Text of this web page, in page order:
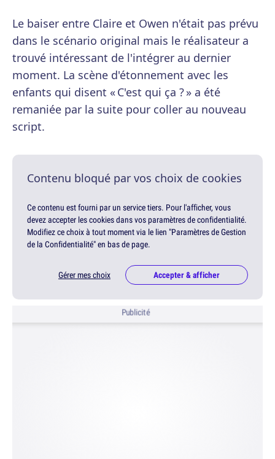
Le baiser entre Claire et Owen n'était pas prévu
dans le scénario original mais le réalisateur a
trouvé intéressant de l'intégrer au dernier
moment. La scène d'étonnement avec les
enfants qui disent « C'est qui ça ? » a été
remaniée par la suite pour coller au nouveau
script.
Contenu bloqué par vos choix de cookies
Ce contenu est fourni par un service tiers. Pour l'afficher, vous
devez accepter les cookies dans vos paramètres de confidentialité.
Modifiez ce choix à tout moment via le lien "Paramètres de Gestion
de la Confidentialité" en bas de page.
Gérer mes choix Accepter & afficher
Publicité